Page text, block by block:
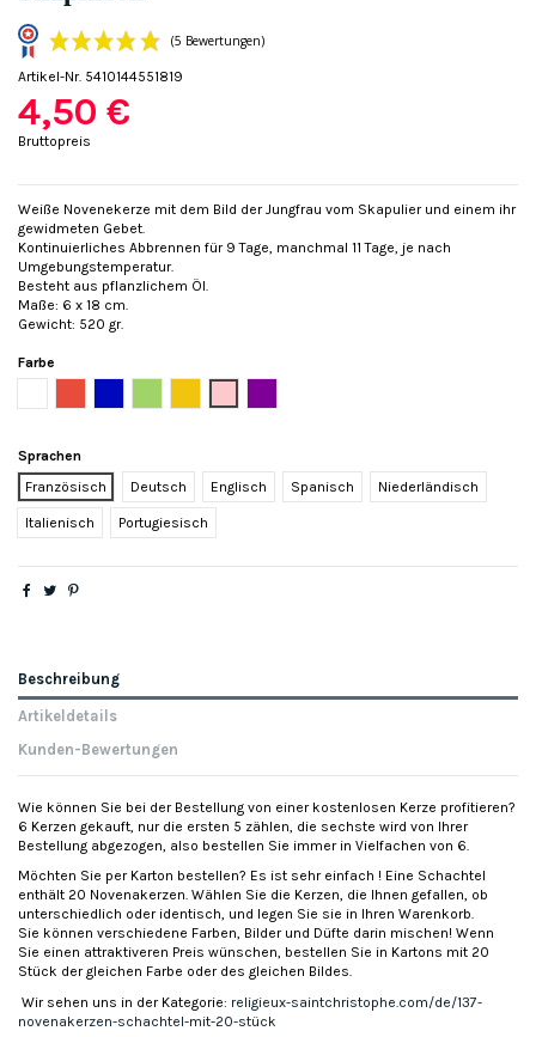
(5 Bewertungen)
Artikel-Nr. 5410144551819
4,50 €
Bruttopreis
Weiße Novenekerze mit dem Bild der Jungfrau vom Skapulier und einem ihr
gewidmeten Gebet.
Kontinuierliches Abbrennen für 9 Tage, manchmal 11 Tage, je nach
Umgebungstemperatur.
Besteht aus pflanzlichem Öl.
Maße: 6 x 18 cm.
Gewicht: 520 gr.
Farbe
Sprachen
Französisch
Deutsch Englisch Spanisch Niederländisch
Italienisch Portugiesisch
Beschreibung
Artikeldetails
Kunden-Bewertungen
Wie können Sie bei der Bestellung von einer kostenlosen Kerze profitieren?
6 Kerzen gekauft, nur die ersten 5 zählen, die sechste wird von Ihrer
Bestellung abgezogen, also bestellen Sie immer in Vielfachen von 6.
Möchten Sie per Karton bestellen? Es ist sehr einfach ! Eine Schachtel
enthält 20 Novenakerzen. Wählen Sie die Kerzen, die Ihnen gefallen, ob
unterschiedlich oder identisch, und legen Sie sie in Ihren Warenkorb.
Sie können verschiedene Farben, Bilder und Düfte darin mischen! Wenn
Sie einen attraktiveren Preis wünschen, bestellen Sie in Kartons mit 20
Stück der gleichen Farbe oder des gleichen Bildes.
Wir sehen uns in der Kategorie: religieux-saintchristophe.com/de/137-
novenakerzen-schachtel-mit-20-stück